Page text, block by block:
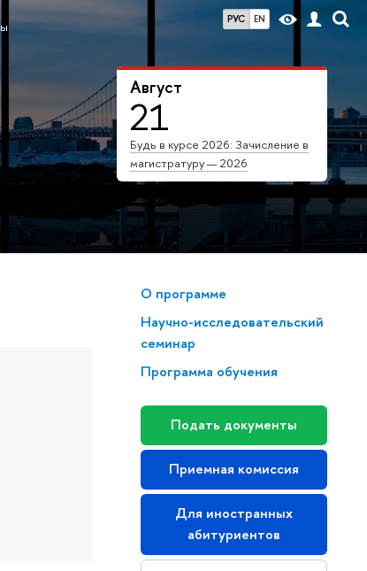
РУС EN
Август
21
Будь в курсе 2026: Зачисление в
магистратуру — 2026
О программе
Научно-исследовательский
семинар
Программа обучения
Подать документы
Приемная комиссия
Для иностранных
абитуриентов